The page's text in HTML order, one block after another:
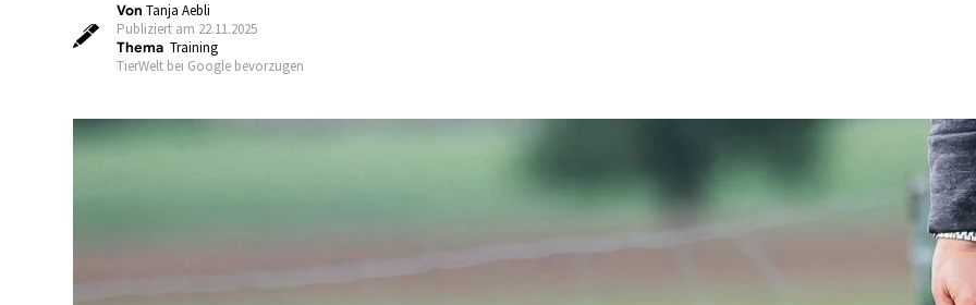
VonTanja Aebli
Publiziert am 22.11.2025
Thema Training
TierWelt bei Google bevorzugen